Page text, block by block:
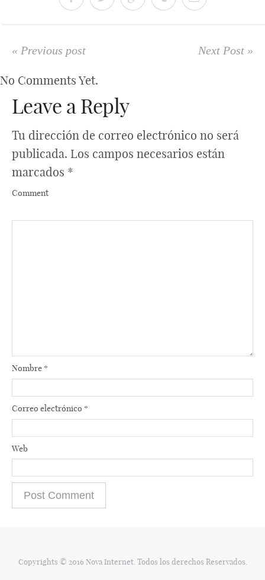
« Previous post Next Post »
No Comments Yet.
Leave a Reply
Tu dirección de correo electrónico no será
publicada. Los campos necesarios están
marcados *
Comment
Nombre *
Correo electrónico *
Web
Copyrights © 2016 Nova Internet. Todos los derechos Reservados.